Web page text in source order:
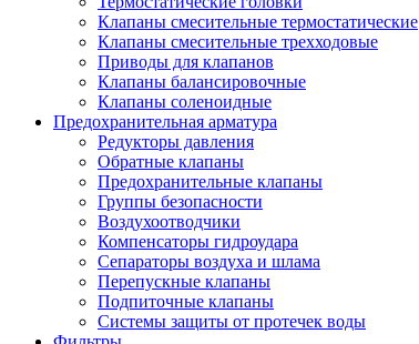
Клапаны смесительные термостатические
Клапаны смесительные трехходовые
Приводы для клапанов
Клапаны балансировочные
Клапаны соленоидные
Предохранительная арматура
Редукторы давления
Обратные клапаны
Предохранительные клапаны
Группы безопасности
Воздухоотводчики
Компенсаторы гидроудара
Сепараторы воздуха и шлама
Перепускные клапаны
Подпиточные клапаны
Системы защиты от протечек воды